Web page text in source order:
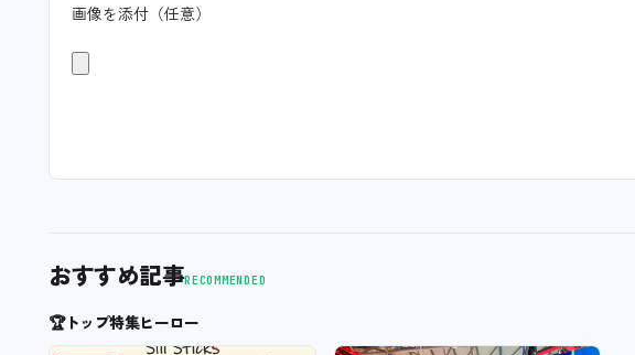
画像を添付（任意）
おすすめ記事RECOMMENDED
🏆トップ特集ヒーロー